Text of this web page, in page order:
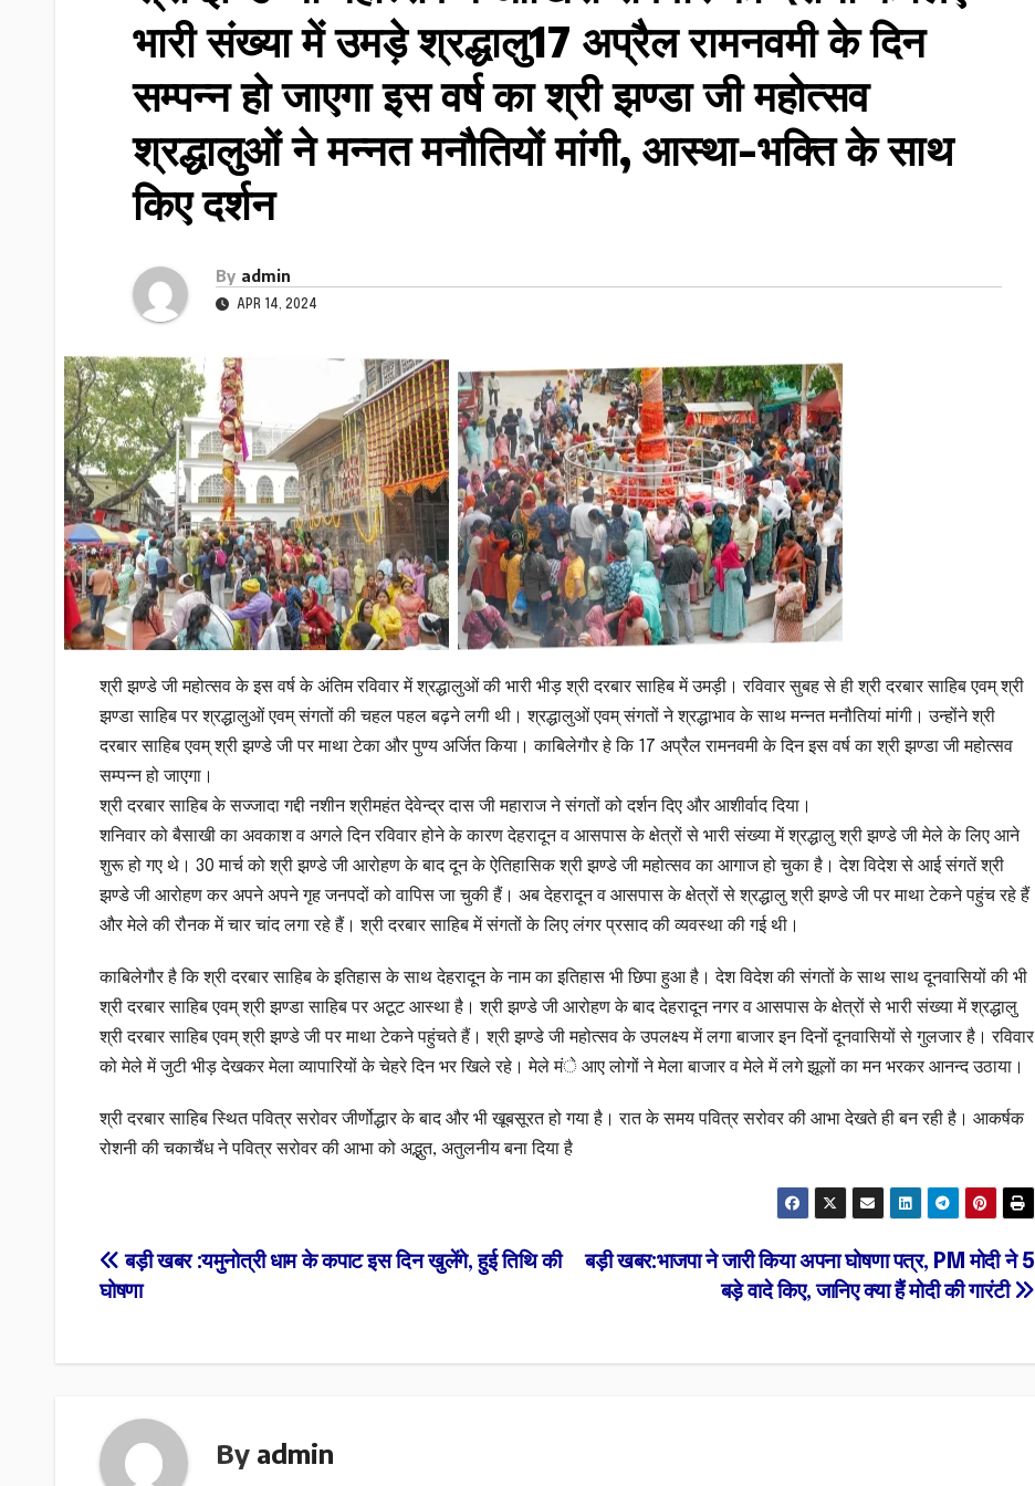
भारी संख्या में उमड़े श्रद्धालु17 अप्रैल रामनवमी के दिन
सम्पन्न हो जाएगा इस वर्ष का श्री झण्डा जी महोत्सव
श्रद्धालुओं ने मन्नत मनौतियों मांगी, आस्था-भक्ति के साथ
किए दर्शन
By admin
APR 14, 2024
श्री झण्डे जी महोत्सव के इस वर्ष के अंतिम रविवार में श्रद्धालुओं की भारी भीड़ श्री दरबार साहिब में उमड़ी। रविवार सुबह से ही श्री दरबार साहिब एवम् श्री
झण्डा साहिब पर श्रद्धालुओं एवम् संगतों की चहल पहल बढ़ने लगी थी। श्रद्धालुओं एवम् संगतों ने श्रद्धाभाव के साथ मन्नत मनौतियां मांगी। उन्होंने श्री
दरबार साहिब एवम् श्री झण्डे जी पर माथा टेका और पुण्य अर्जित किया। काबिलेगौर हे कि 17 अप्रैल रामनवमी के दिन इस वर्ष का श्री झण्डा जी महोत्सव
सम्पन्न हो जाएगा।
श्री दरबार साहिब के सज्जादा गद्दी नशीन श्रीमहंत देवेन्द्र दास जी महाराज ने संगतों को दर्शन दिए और आशीर्वाद दिया।
शनिवार को बैसाखी का अवकाश व अगले दिन रविवार होने के कारण देहरादून व आसपास के क्षेत्रों से भारी संख्या में श्रद्धालु श्री झण्डे जी मेले के लिए आने
शुरू हो गए थे। 30 मार्च को श्री झण्डे जी आरोहण के बाद दून के ऐतिहासिक श्री झण्डे जी महोत्सव का आगाज हो चुका है। देश विदेश से आई संगतें श्री
झण्डे जी आरोहण कर अपने अपने गृह जनपदों को वापिस जा चुकी हैं। अब देहरादून व आसपास के क्षेत्रों से श्रद्धालु श्री झण्डे जी पर माथा टेकने पहुंच रहे हैं
और मेले की रौनक में चार चांद लगा रहे हैं। श्री दरबार साहिब में संगतों के लिए लंगर प्रसाद की व्यवस्था की गई थी।
काबिलेगौर है कि श्री दरबार साहिब के इतिहास के साथ देहरादून के नाम का इतिहास भी छिपा हुआ है। देश विदेश की संगतों के साथ साथ दूनवासियों की भी
श्री दरबार साहिब एवम् श्री झण्डा साहिब पर अटूट आस्था है। श्री झण्डे जी आरोहण के बाद देहरादून नगर व आसपास के क्षेत्रों से भारी संख्या में श्रद्धालु
श्री दरबार साहिब एवम् श्री झण्डे जी पर माथा टेकने पहुंचते हैं। श्री झण्डे जी महोत्सव के उपलक्ष्य में लगा बाजार इन दिनों दूनवासियों से गुलजार है। रविवार
को मेले में जुटी भीड़ देखकर मेला व्यापारियों के चेहरे दिन भर खिले रहे। मेले मंे आए लोगों ने मेला बाजार व मेले में लगे झूलों का मन भरकर आनन्द उठाया।
श्री दरबार साहिब स्थित पवित्र सरोवर जीर्णोद्धार के बाद और भी खूबसूरत हो गया है। रात के समय पवित्र सरोवर की आभा देखते ही बन रही है। आकर्षक
रोशनी की चकाचैंध ने पवित्र सरोवर की आभा को अद्भुत, अतुलनीय बना दिया है
Post
बड़ी खबर:भाजपा ने जारी किया अपना घोषणा पत्र, PM मोदी ने 5
बड़े वादे किए, जानिए क्या हैं मोदी की गारंटी
बड़ी खबर :यमुनोत्री धाम के कपाट इस दिन खुलेंगे, हुई तिथि की
घोषणा
By admin